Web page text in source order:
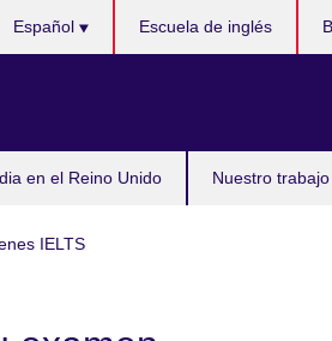
en el Reino Unido Nuestro
Español Escuela de inglés
IELTS